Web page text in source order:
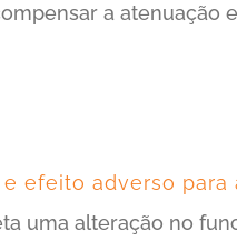
a atenuação
efeito adverso para
uma alteração no